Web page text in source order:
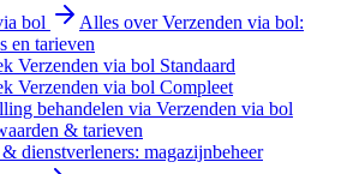
bol
Alles over Verzenden via bol:
en tarieven
Verzenden via bol Standaard
Verzenden via bol Compleet
behandelen via Verzenden via bol
& tarieven
dienstverleners: magazijnbeheer